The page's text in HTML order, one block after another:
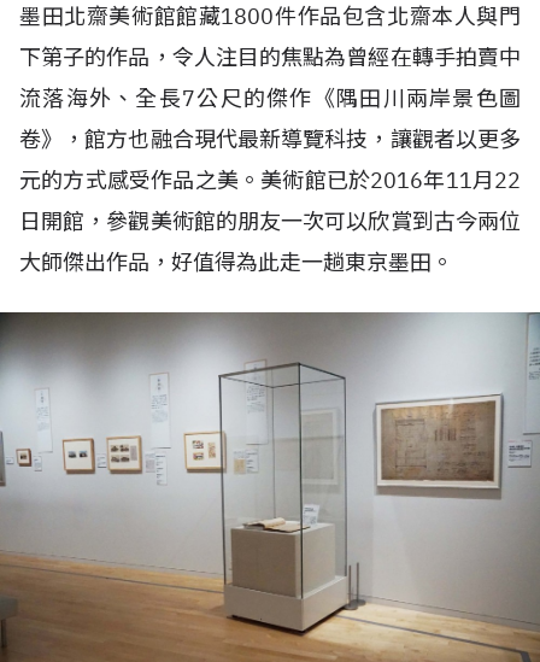
墨田北齋美術館館藏1800件作品包含北齋本人與門
下第子的作品，令人注目的焦點為曾經在轉手拍賣中
流落海外、全長7公尺的傑作《隅田川兩岸景色圖
卷》，館方也融合現代最新導覽科技，讓觀者以更多
元的方式感受作品之美。美術館已於2016年11月22
日開館，參觀美術館的朋友一次可以欣賞到古今兩位
大師傑出作品，好值得為此走一趟東京墨田。